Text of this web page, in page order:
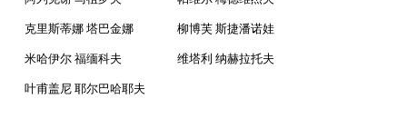
克里斯蒂娜 塔巴金娜 柳博芙 斯捷潘诺娃
米哈伊尔 福缅科夫 维塔利 纳赫拉托夫
叶甫盖尼 耶尔巴哈耶夫